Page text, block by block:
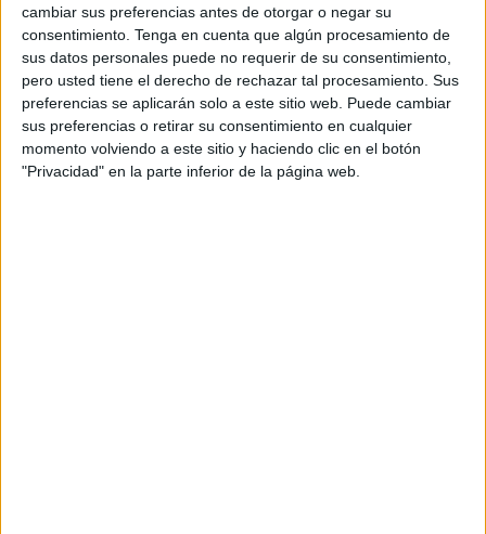
cambiar sus preferencias antes de otorgar o negar su
consentimiento. Tenga en cuenta que algún procesamiento de
sus datos personales puede no requerir de su consentimiento,
pero usted tiene el derecho de rechazar tal procesamiento. Sus
preferencias se aplicarán solo a este sitio web. Puede cambiar
sus preferencias o retirar su consentimiento en cualquier
momento volviendo a este sitio y haciendo clic en el botón
"Privacidad" en la parte inferior de la página web.